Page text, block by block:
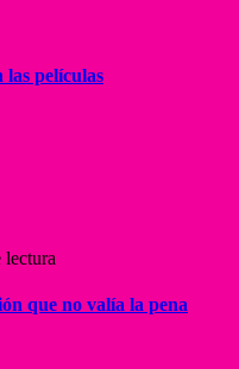
las películas
lectura
que no valía la pena